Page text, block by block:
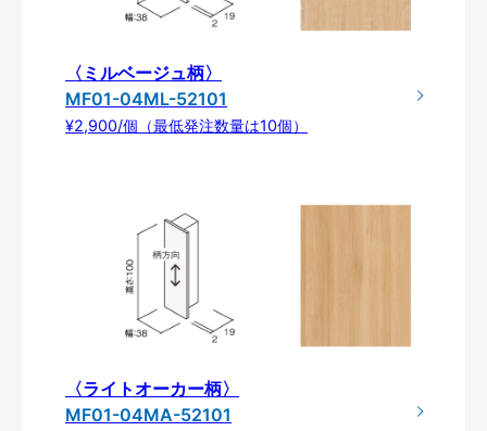
〈ミルベージュ柄〉
MF01-04ML-52101
¥2,900/個（最低発注数量は10個）
〈ライトオーカー柄〉
MF01-04MA-52101